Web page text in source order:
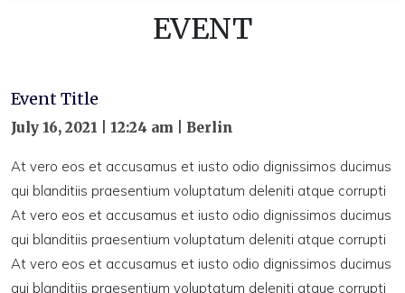
EVENT
Event Title
July 16, 2021 | 12:24 am | Berlin
At vero eos et accusamus et iusto odio dignissimos ducimus
qui blanditiis praesentium voluptatum deleniti atque corrupti
At vero eos et accusamus et iusto odio dignissimos ducimus
qui blanditiis praesentium voluptatum deleniti atque corrupti
At vero eos et accusamus et iusto odio dignissimos ducimus
qui blanditiis praesentium voluptatum deleniti atque corrupti